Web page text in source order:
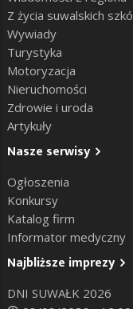
Z życia suwalskich
Wywiady
Turystyka
Motoryzacja
Nieruchomości
Zdrowie i uroda
Artykuły
Nasze serwisy
Ogłoszenia
Konkursy
Katalog firm
Informator medyczny
Najbliższe imprezy
DNI SUWAŁK 2026